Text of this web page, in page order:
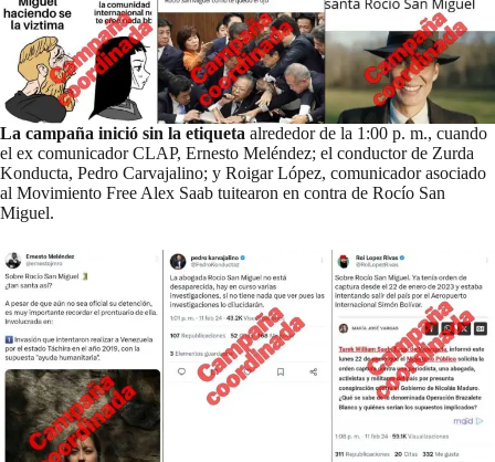
La campaña inició sin la etiqueta alrededor de la 1:00 p. m., cuando
el ex comunicador CLAP, Ernesto Meléndez; el conductor de Zurda
Konducta, Pedro Carvajalino; y Roigar López, comunicador asociado
al Movimiento Free Alex Saab tuitearon en contra de Rocío San
Miguel.